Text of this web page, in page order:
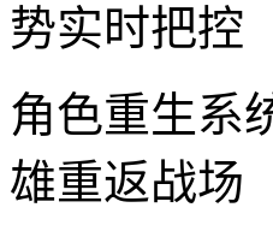
势实时把控
角色重生系
雄重返战场